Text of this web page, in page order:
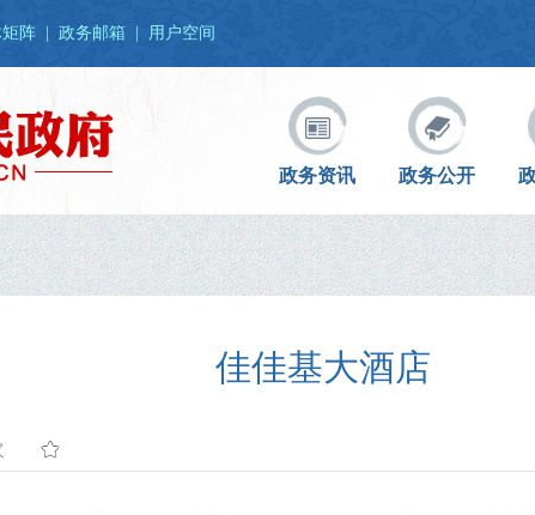
阵 政务邮箱 用户空间
政务资讯 政务公开
佳佳基大酒店